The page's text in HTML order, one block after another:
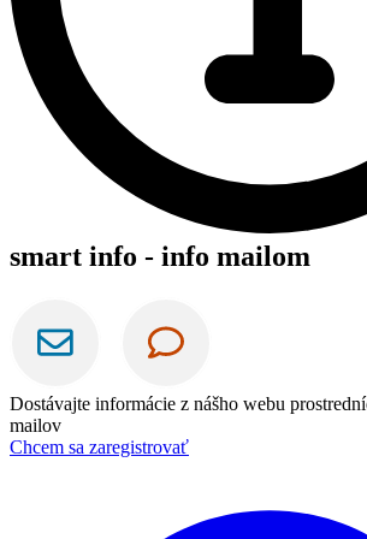
smart info - info mailom
Dostávajte informácie z nášho webu
mailov
Chcem sa zaregistrovať